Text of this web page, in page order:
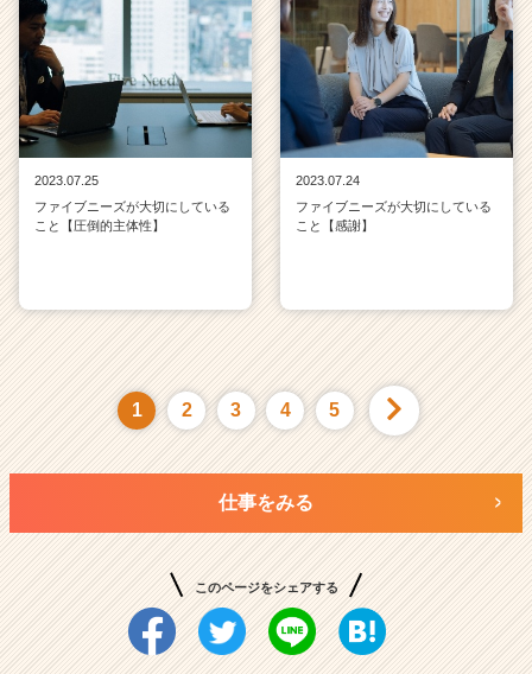
2023.07.25
ファイブニーズが大切にしている
こと【圧倒的主体性】
2023.07.24
ファイブニーズが大切にしている
こと【感謝】
1 2 3 4 5
仕事をみる
このページをシェアする